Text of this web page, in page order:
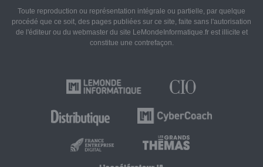
Toute reproduction ou représentation intégrale ou partielle, par quelque
procédé que ce soit, des pages publiées sur ce site, faite sans l'autorisation
de l'éditeur ou du webmaster du site LeMondeInformatique.fr est illicite et
constitue une contrefaçon.